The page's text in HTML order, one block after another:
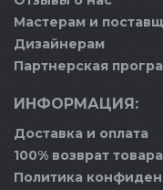
Мастерам и
Дизайнерам
Партнерская
ИНФОРМАЦИЯ:
Доставка и оплата
100% возврат товара
Политика